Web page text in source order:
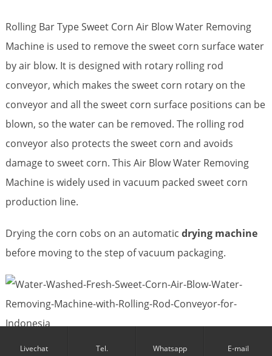
Rolling Bar Type Sweet Corn Air Blow Water Removing
Machine is used to remove the sweet corn surface water
by air blow. It is designed with rotary rolling rod
conveyor, which makes the sweet corn rotary on the
conveyor and all the sweet corn surface positions can be
blown, so the water can be removed. The rolling rod
conveyor also protects the sweet corn and avoids
damage to sweet corn. This Air Blow Water Removing
Machine is widely used in vacuum packed sweet corn
production line.
Drying the corn cobs on an automatic drying machine
before moving to the step of vacuum packaging.
Livechat Tel. Whatsapp E-mail